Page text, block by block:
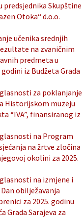
predsjednika Skupštine
Otoka“ d.o.o.
učenika srednjih
na zvaničnim
predmeta u
iz Budžeta Grada
za poklanjanje
Historijskom muzeju
“IVA”, finansiranog iz
na Program
na žrtve zločina
okolini za 2025.
na izmjene i
obilježavanja
za 2025. godinu
Grada Sarajeva za